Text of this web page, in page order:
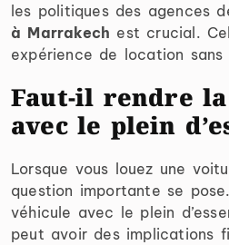
les politiques des agences
à Marrakech est crucial.
expérience de location sans
Faut-il rendre
avec le plein
Lorsque vous louez une
question importante se
véhicule avec le plein
peut avoir des implications